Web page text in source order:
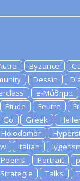
Byzance
Dessin
e-Μάθημα
Etude Feutre
Go Greek
Holodomor
Italian
Poems Portrait
Strategie Talks